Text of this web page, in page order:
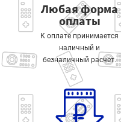
Любая форма
оплаты
К оплате принимается
наличный и
безналичный расчет.